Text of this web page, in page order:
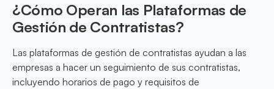
¿Cómo Operan las Plataformas de
Gestión de Contratistas?
Las plataformas de gestión de contratistas ayudan a las
empresas a hacer un seguimiento de sus contratistas,
incluyendo horarios de pago y requisitos de